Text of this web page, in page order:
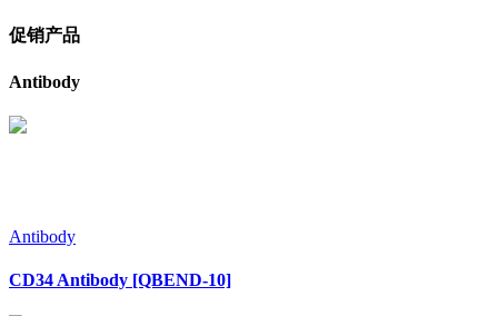
促销产品
Antibody
Antibody
CD34 Antibody [QBEND-10]